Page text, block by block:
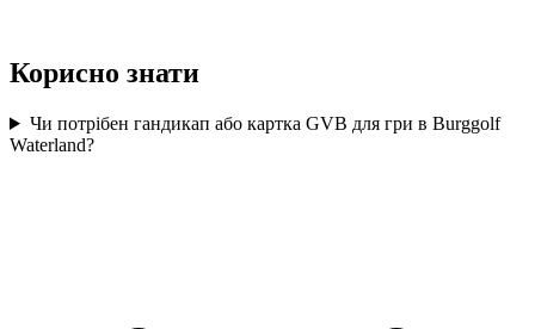
Корисно знати
Чи потрібен гандикап або картка GVB для гри в Burggolf
Waterland?